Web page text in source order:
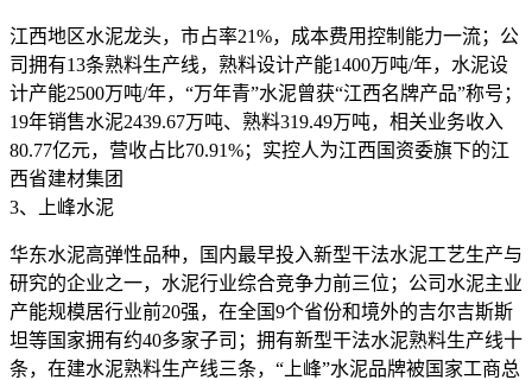
江西地区水泥龙头，市占率21%，成本费用控制能力一流；公
司拥有13条熟料生产线，熟料设计产能1400万吨/年，水泥设
计产能2500万吨/年，“万年青”水泥曾获“江西名牌产品”称号；
19年销售水泥2439.67万吨、熟料319.49万吨，相关业务收入
80.77亿元，营收占比70.91%；实控人为江西国资委旗下的江
西省建材集团
3、上峰水泥
华东水泥高弹性品种，国内最早投入新型干法水泥工艺生产与
研究的企业之一，水泥行业综合竞争力前三位；公司水泥主业
产能规模居行业前20强，在全国9个省份和境外的吉尔吉斯斯
坦等国家拥有约40多家子司；拥有新型干法水泥熟料生产线十
条，在建水泥熟料生产线三条，“上峰”水泥品牌被国家工商总